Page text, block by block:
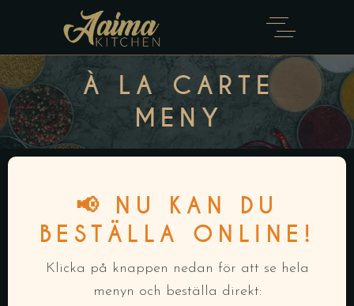
À LA CARTE
MENY
📢 NU KAN DU
BESTÄLLA ONLINE!
Klicka på knappen nedan för att se hela
menyn och beställa direkt: